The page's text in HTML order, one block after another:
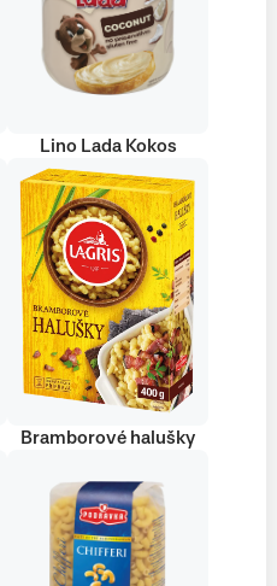
Lino Lada Kokos
Bramborové halušky